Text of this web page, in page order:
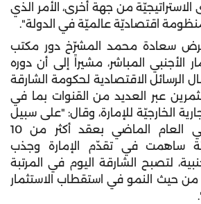
الاستراتيجيّة من جهة أخرى، الأمر الذي
اقتصاديّة عالميّة في الدولة".
سعادة محمد المشرّخ دور مكتب
الأجنبي المباشر، مشيراً إلى أن دوره
الرسائل الاقتصادية لحكومة الشارقة
عبر العديد من القنوات بما في
الخارجيّة للإمارة، وقال: "على سبيل
المثال قمنا في العام الماضي بعقد أكثر من 10
ساهمت في تقدّم الإمارة وجذب
لتصبح الشارقة اليوم في المرتبة
من حيث النمو في استقطاب الاستثمار